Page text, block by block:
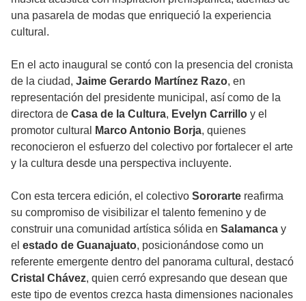
una pasarela de modas que enriqueció la experiencia
cultural.
En el acto inaugural se contó con la presencia del cronista
de la ciudad, Jaime Gerardo Martínez Razo, en
representación del presidente municipal, así como de la
directora de Casa de la Cultura, Evelyn Carrillo y el
promotor cultural
Marco Antonio Borja, quienes
reconocieron el esfuerzo del colectivo por fortalecer el arte
y la cultura desde una perspectiva incluyente.
Con esta tercera edición, el colectivo Sororarte reafirma
su compromiso de visibilizar el talento femenino y de
construir una comunidad artística sólida en Salamanca y
el estado de Guanajuato, posicionándose como un
referente emergente dentro del panorama cultural, destacó
Cristal Chávez, quien cerró expresando que desean que
este tipo de eventos crezca hasta dimensiones nacionales